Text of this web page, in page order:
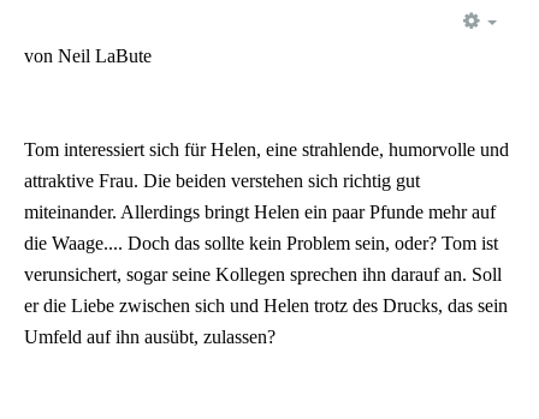
von Neil LaBute
Tom interessiert sich für Helen, eine strahlende, humorvolle und
attraktive Frau. Die beiden verstehen sich richtig gut
miteinander. Allerdings bringt Helen ein paar Pfunde mehr auf
die Waage.... Doch das sollte kein Problem sein, oder? Tom ist
verunsichert, sogar seine Kollegen sprechen ihn darauf an. Soll
er die Liebe zwischen sich und Helen trotz des Drucks, das sein
Umfeld auf ihn ausübt, zulassen?